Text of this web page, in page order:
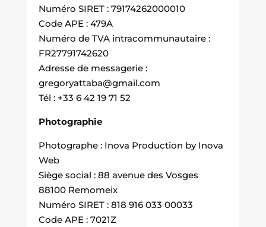
Numéro SIRET : 79174262000010
Code APE : 479A
Numéro de TVA intracommunautaire :
FR27791742620
Adresse de messagerie :
gregoryattaba@gmail.com
Tél : +33 6 42 19 71 52
Photographie
Photographe : Inova Production by Inova
Web
Siège social : 88 avenue des Vosges
88100 Remomeix
Numéro SIRET : 818 916 033 00033
Code APE : 7021Z